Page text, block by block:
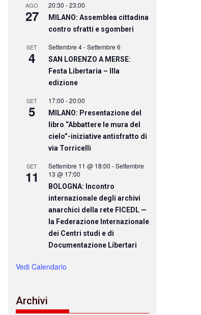
AGO
27
20:30 -23:00
MILANO: Assemblea cittadina
contro sfratti e sgomberi
SET
4
Settembre 4-Settembre 6
SAN LORENZO A MERSE:
Festa Libertaria – IIIa
edizione
SET
5
17:00 -20:00
MILANO: Presentazione del
libro “Abbattere le mura del
cielo”-iniziative antisfratto di
via Torricelli
SET
11
Settembre 11 @ 18:00 -Settembre
13 @ 17:00
BOLOGNA: Incontro
internazionale degli archivi
anarchici della rete FICEDL —
la Federazione Internazionale
dei Centri studi e di
Documentazione Libertari
Vedi Calendario
Archivi